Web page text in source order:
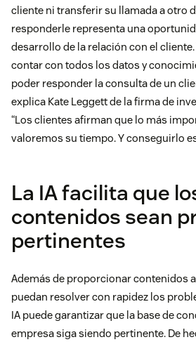
cliente ni transferir su llamada a otro
responderle representa una
desarrollo de la relación con el cliente.
contar con todos los datos y
poder responder la consulta de un
explica Kate Leggett de la firma de
“Los clientes afirman que lo más
valoremos su tiempo. Y conseguirlo
La IA facilita que
contenidos sean
pertinentes
Además de proporcionar contenidos
puedan resolver con rapidez los
IA puede garantizar que la base de
empresa siga siendo pertinente. De